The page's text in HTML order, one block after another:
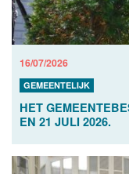
16/07/2026
GEMEENTELIJK
HET
EN 21 JULI 2026.